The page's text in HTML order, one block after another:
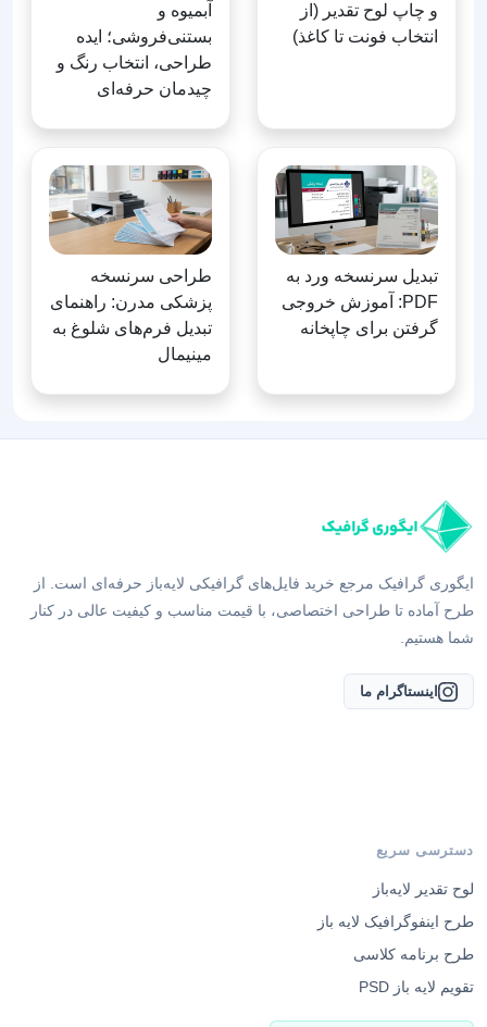
و چاپ لوح تقدیر (از
انتخاب فونت تا کاغذ)
آبمیوه و
بستنی‌فروشی؛ ایده
طراحی، انتخاب رنگ و
چیدمان حرفه‌ای
تبدیل سرنسخه ورد به
PDF: آموزش خروجی
گرفتن برای چاپخانه
طراحی سرنسخه
پزشکی مدرن: راهنمای
تبدیل فرم‌های شلوغ به
مینیمال
ایگوری گرافیک مرجع خرید فایل‌های گرافیکی لایه‌باز حرفه‌ای است. از
طرح آماده تا طراحی اختصاصی، با قیمت مناسب و کیفیت عالی در کنار
شما هستیم.
اینستاگرام ما
دسترسی سریع
لوح تقدیر لایه‌باز
طرح اینفوگرافیک لایه باز
طرح برنامه کلاسی
تقویم لایه باز PSD